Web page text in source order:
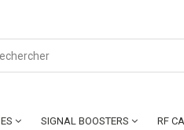
SIGNAL BOOSTERS RF